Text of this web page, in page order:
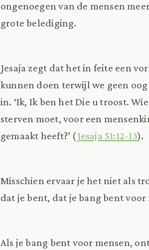
ongenoegen van de mensen
grote belediging.
Jesaja zegt dat het in feite een
kunnen doen terwijl we geen
in. ‘Ik, Ik ben het Die u troost.
sterven moet, voor een
gemaakt heeft?’ (Jesaja 51:12-13).
Misschien ervaar je het niet als
dat je bent, dat je bang bent voor
Als je bang bent voor mensen,